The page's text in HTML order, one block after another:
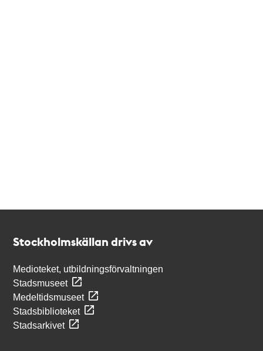
Stockholmskällan drivs av
Medioteket, utbildningsförvaltningen
Stadsmuseet
Medeltidsmuseet
Stadsbiblioteket
Stadsarkivet